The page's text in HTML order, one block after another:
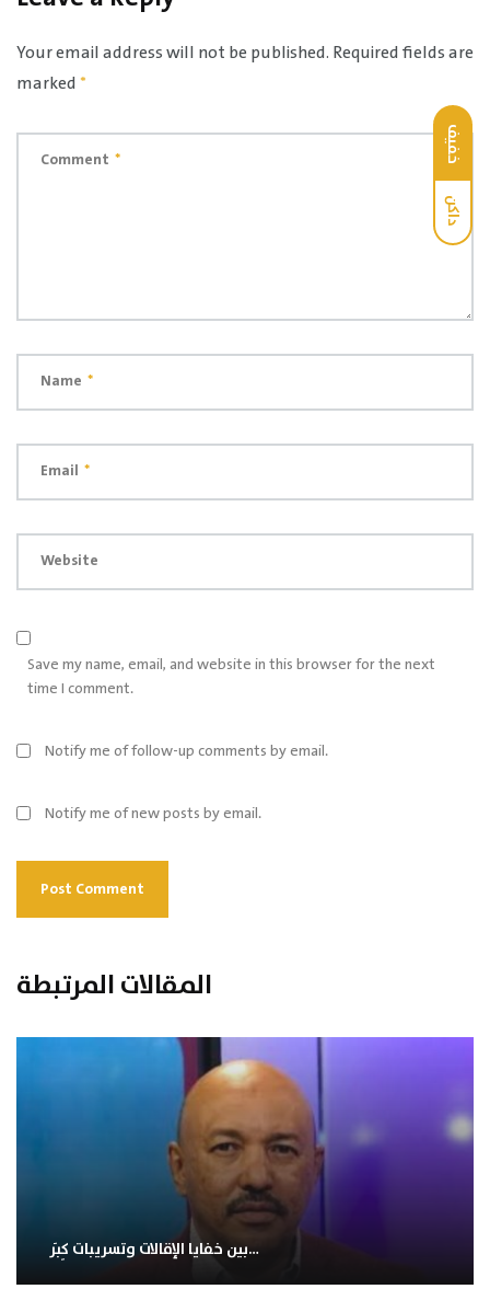
خفيف
داكن
Your email address will not be published. Required fields are
marked*
Comment *
Name *
Email *
Website
Save my name, email, and website in this browser for the next
time I comment.
Notify me of follow-up comments by email.
Notify me of new posts by email.
المقالات المرتبطة
بين خفايا الإقالات وتسريبات كِبَر…